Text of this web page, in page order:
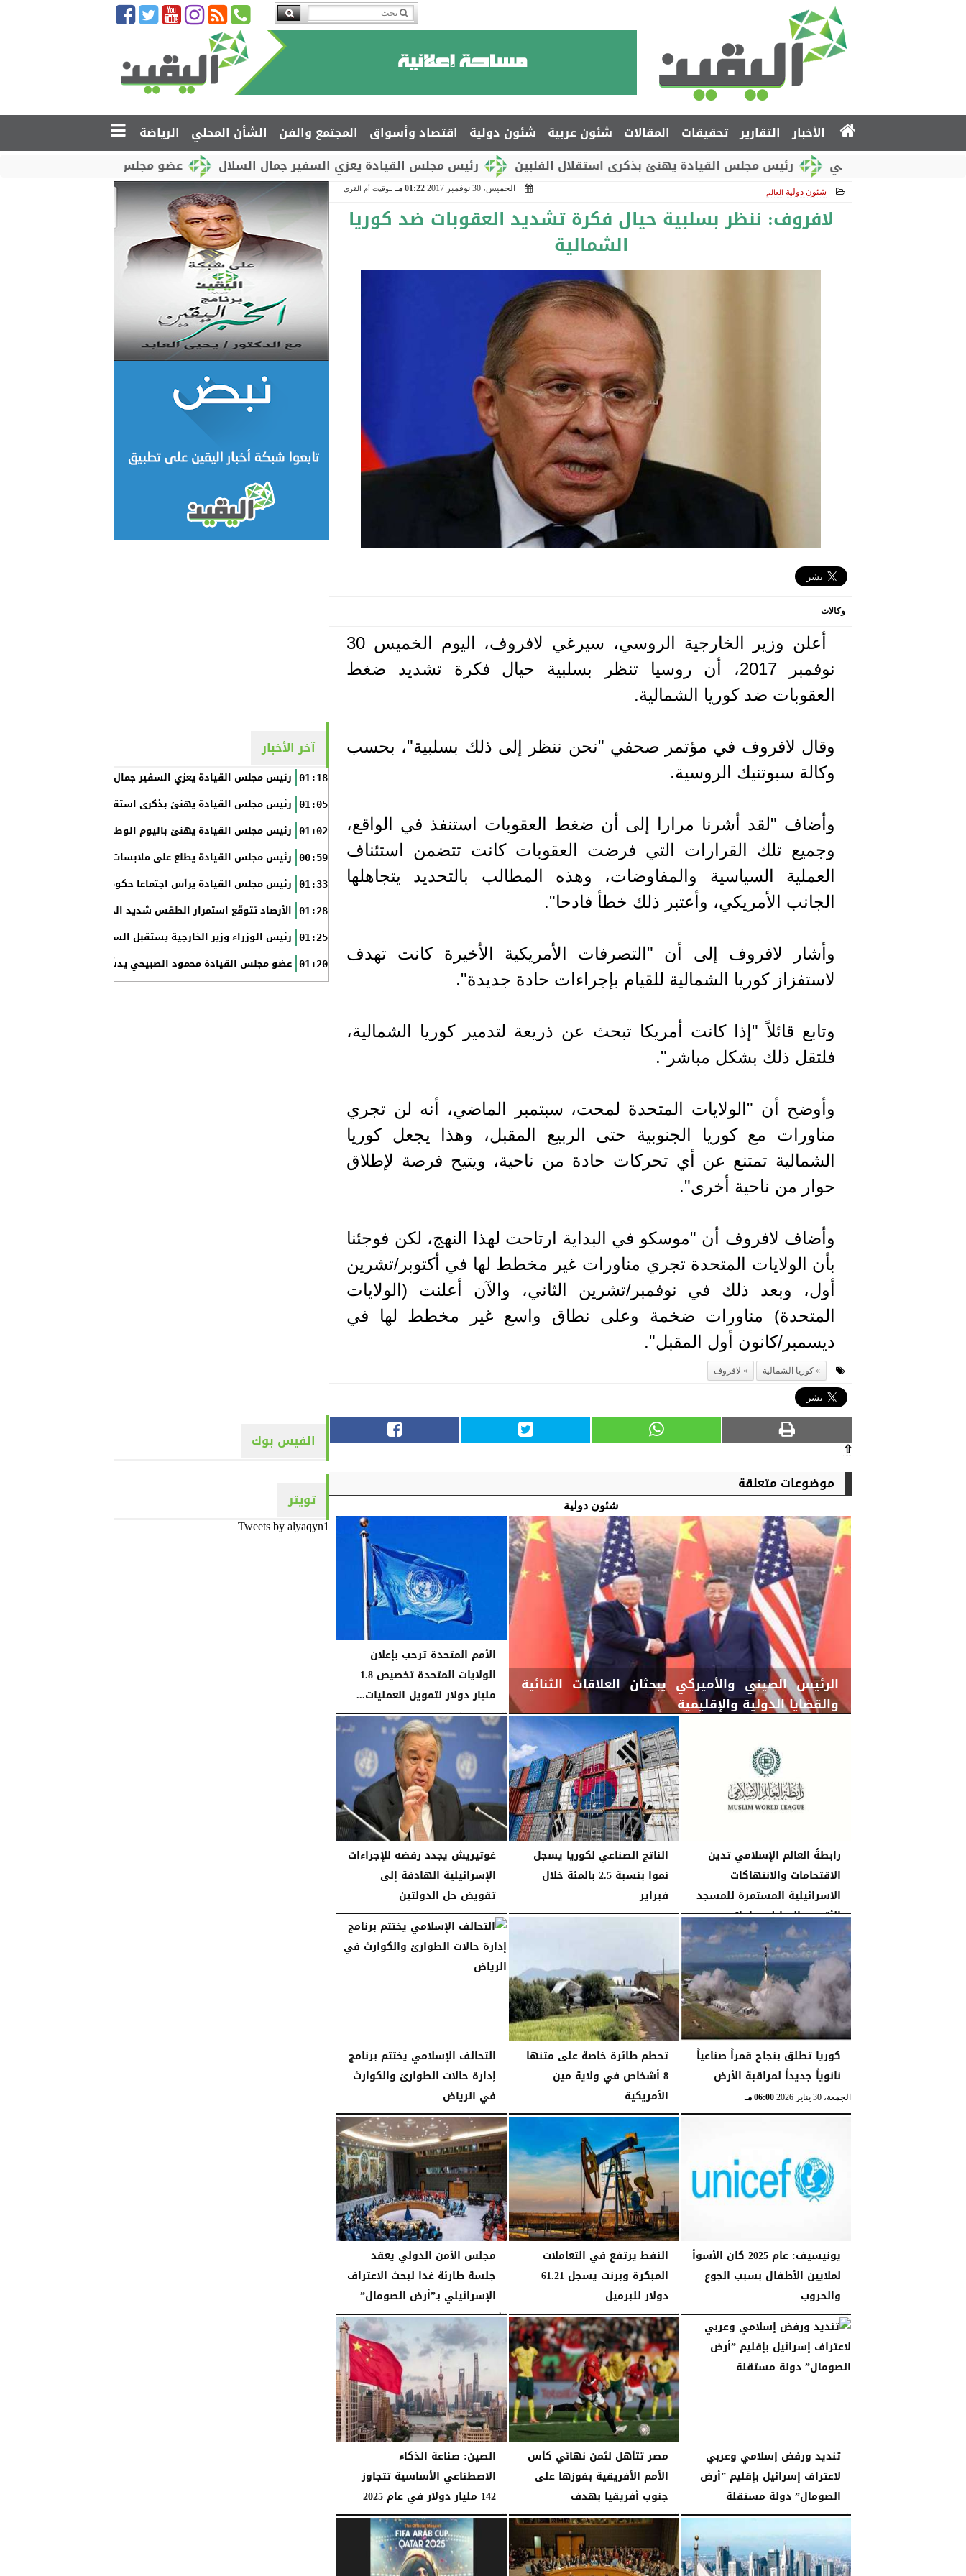
الأخبار التقارير تحقيقات المقالات شئون عربية شئون دولية اقتصاد وأسواق المجتمع والفن الشأن المحلي
الرياضة
عضو مجلس القيادة محمود الصبيحي يدشّن
رئيس مجلس القيادة يعزي السفير جمال السلال رئيس مجلس القيادة يهنئ بذكرى استقلال الفلبين
شئون دولية العالم الخميس، 30 نوفمبر 2017 01:22 مـ بتوقيت أم القرى
لافروف: ننظر بسلبية حيال فكرة تشديد العقوبات ضد كوريا
الشمالية
وكالات
أعلن وزير الخارجية الروسي، سيرغي لافروف، اليوم الخميس 30
نوفمبر 2017، أن روسيا تنظر بسلبية حيال فكرة تشديد ضغط
العقوبات ضد كوريا الشمالية.
وقال لافروف في مؤتمر صحفي "نحن ننظر إلى ذلك بسلبية"، بحسب
وكالة سبوتنيك الروسية.
وأضاف "لقد أشرنا مرارا إلى أن ضغط العقوبات استنفذ في الواقع،
وجميع تلك القرارات التي فرضت العقوبات كانت تتضمن استئناف
العملية السياسية والمفاوضات، وهذه المطالب بالتحديد يتجاهلها
الجانب الأمريكي، وأعتبر ذلك خطأ فادحا".
وأشار لافروف إلى أن "التصرفات الأمريكية الأخيرة كانت تهدف
لاستفزاز كوريا الشمالية للقيام بإجراءات حادة جديدة".
وتابع قائلاً "إذا كانت أمريكا تبحث عن ذريعة لتدمير كوريا الشمالية،
فلتقل ذلك بشكل مباشر".
وأوضح أن "الولايات المتحدة لمحت، سبتمبر الماضي، أنه لن تجري
مناورات مع كوريا الجنوبية حتى الربيع المقبل، وهذا يجعل كوريا
الشمالية تمتنع عن أي تحركات حادة من ناحية، ويتيح فرصة لإطلاق
حوار من ناحية أخرى".
وأضاف لافروف أن "موسكو في البداية ارتاحت لهذا النهج، لكن فوجئنا
بأن الولايات المتحدة تجري مناورات غير مخطط لها في أكتوبر/تشرين
أول، وبعد ذلك في نوفمبر/تشرين الثاني، والآن أعلنت (الولايات
المتحدة) مناورات ضخمة وعلى نطاق واسع غير مخطط لها في
ديسمبر/كانون أول المقبل".
كوريا الشمالية لافروف
⇧
موضوعات متعلقة
شئون دولية
الرئيس الصيني والأميركي يبحثان العلاقات الثنائية
والقضايا الدولية والإقليمية
11:52 مـ
الأمم المتحدة ترحب بإعلان
الولايات المتحدة تخصيص 1.8
مليار دولار لتمويل العمليات...
الجمعة، 15 مايو 2026 11:17 مـ
رابطةُ العالم الإسلامي تدين
الاقتحامات والانتهاكات
الاسرائيلية المستمرة للمسجد
الأقصى المبارك وباحاتِه
الجمعة، 15 مايو 2026
الناتج الصناعي لكوريا يسجل
نموا بنسبة 2.5 بالمئة خلال
فبراير
الثلاثاء، 31 مارس 2026 02:50 مـ
غوتيريش يجدد رفضه للإجراءات
الإسرائيلية الهادفة إلى
تقويض حل الدولتين
الجمعة، 30 يناير 2026 06:11 مـ
كوريا تطلق بنجاح قمراً صناعياً
نانوياً جديداً لمراقبة الأرض
الجمعة، 30 يناير 2026 06:00 مـ
تحطم طائرة خاصة على متنها
8 أشخاص في ولاية مين
الأمريكية
الإثنين، 26 يناير 2026 04:35 مـ
التحالف الإسلامي يختتم برنامج
إدارة حالات الطوارئ والكوارث
في الرياض
الخميس، 1 يناير 2026 10:28 مـ
يونيسيف: عام 2025 كان الأسوأ
لملايين الأطفال بسبب الجوع
والحروب
الثلاثاء، 30 ديسمبر 2025 11:22 مـ
النفط يرتفع في التعاملات
المبكرة وبرنت يسجل 61.21
دولار للبرميل
الإثنين، 29 ديسمبر 2025 11:59 مـ
مجلس الأمن الدولي يعقد
جلسة طارئة غدا لبحث الاعتراف
الإسرائيلي بـ”أرض الصومال”
الأحد، 28 ديسمبر 2025 11:35 مـ
تنديد ورفض إسلامي وعربي
لاعتراف إسرائيل بإقليم ”أرض
الصومال” دولة مستقلة
السبت، 27 ديسمبر 2025 11:49 مـ
مصر تتأهل لثمن نهائي كأس
الأمم الأفريقية بفوزها على
جنوب أفريقيا بهدف
الجمعة، 26 ديسمبر 2025 11:05 مـ
الصين: صناعة الذكاء
الاصطناعي الأساسية تتجاوز
142 مليار دولار في عام 2025
الجمعة، 26 ديسمبر 2025 10:35 مـ
آخر الأخبار
01:18 رئيس مجلس القيادة يعزي السفير جمال السلال
01:05 رئيس مجلس القيادة يهنئ بذكرى استقلال الفلبين
01:02 رئيس مجلس القيادة يهنئ باليوم الوطني الروسي
00:59 رئيس مجلس القيادة يطلع على ملابسات حادثة إطلاق النار في
01:33 رئيس مجلس القيادة يرأس اجتماعا حكوميا مصغرا لدعم جهود
01:28 الأرصاد تتوقّع استمرار الطقس شديد الحرارة بالسواحل والصحاري
01:25 رئيس الوزراء وزير الخارجية يستقبل السفير الأمريكي
01:20 عضو مجلس القيادة محمود الصبيحي يدشّن اختبارات الثانوية
الفيس بوك
تويتر
Tweets by alyaqyn1